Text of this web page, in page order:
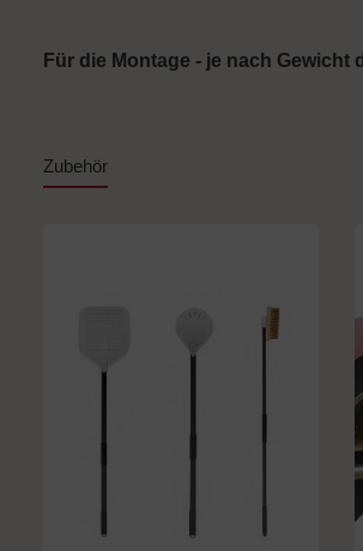
Für die Montage - je nach
Zubehör